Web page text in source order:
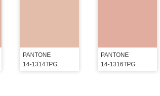
PANTONE
14-1314TPG
PANTONE
14-1316TPG